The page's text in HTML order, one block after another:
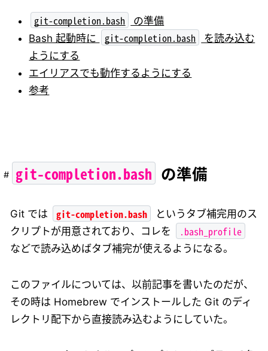
git-completion.bash
の準備
Bash 起動時に
git-completion.bash
を読み込む
ようにする
エイリアスでも動作するようにする
参考
git-completion.bash の準備
Git では git-completion.bash
というタブ補完用のス
クリプトが用意されており、コレを
.bash_profile
などで読み込めばタブ補完が使えるようになる。
このファイルについては、以前記事を書いたのだが、
その時は Homebrew でインストールした Git のディ
レクトリ配下から直接読み込むようにしていた。